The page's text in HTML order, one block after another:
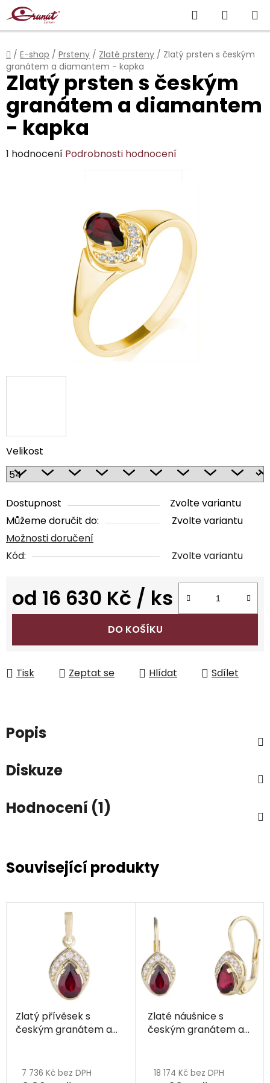
Přejít
na
obsah
Hledat
KOŠÍK
Domů
/ E-shop / Prsteny / Zlaté prsteny / Zlatý prsten s českým
granátem a diamantem - kapka
Velikost
Dostupnost
Zvolte variantu
Můžeme doručit do:
Zvolte variantu
Možnosti doručení
Kód:
Zvolte variantu
od 16 630 Kč / ks
Měrná cena:
DO KOŠÍKU
Tisk Zeptat se Hlídat Sdílet
Zlatý prsten s českým
granátem a diamantem
- kapka
Průměrné
1 hodnocení Podrobnosti hodnocení
Popis
Diskuze
Hodnocení (1)
Související produkty
Zlatý přívěsek s
českým granátem a
hodnocení
7 736 Kč bez DPH
Zlaté náušnice s
českým granátem a
18 174 Kč bez DPH